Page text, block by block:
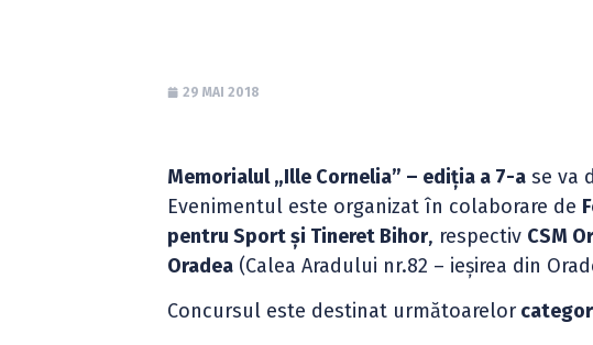
29 MAI 2018
Memorialul „Ille Cornelia” – ediția a 7-a se va
Evenimentul este organizat în colaborare de
pentru Sport și Tineret Bihor, respectiv CSM
Oradea (Calea Aradului nr.82 – ieșirea din
Concursul este destinat următoarelor